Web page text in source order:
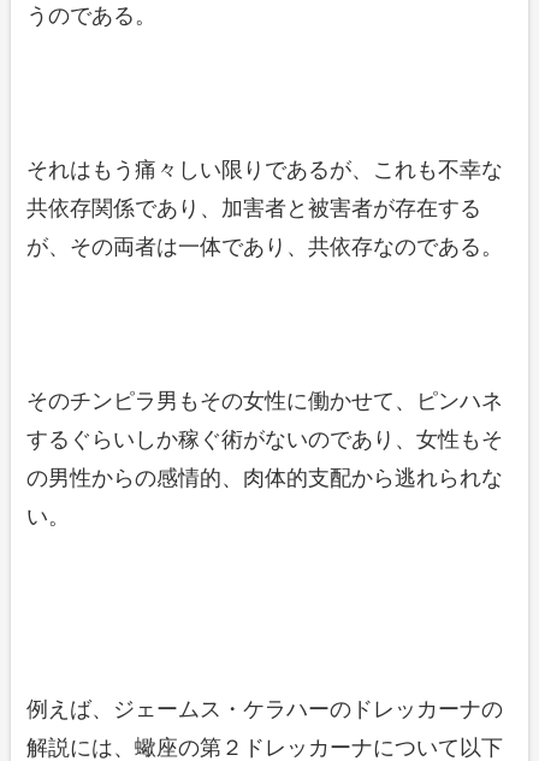
うのである。
それはもう痛々しい限りであるが、これも不幸な
共依存関係であり、加害者と被害者が存在する
が、その両者は一体であり、共依存なのである。
そのチンピラ男もその女性に働かせて、ピンハネ
するぐらいしか稼ぐ術がないのであり、女性もそ
の男性からの感情的、肉体的支配から逃れられな
い。
例えば、ジェームス・ケラハーのドレッカーナの
解説には、蠍座の第２ドレッカーナについて以下